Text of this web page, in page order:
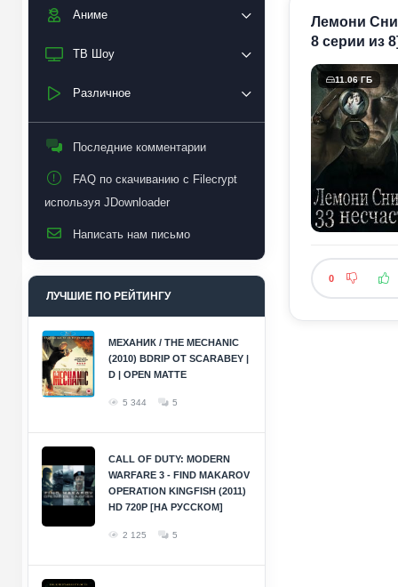
Аниме
ТВ Шоу
Различное
Последние комментарии
FAQ по скачиванию с Filecrypt
используя JDownloader
Написать нам письмо
ЛУЧШИЕ ПО РЕЙТИНГУ
МЕХАНИК / THE MECHANIC
(2010) BDRIP ОТ SCARABEY |
D | OPEN MATTE
5 344 5
CALL OF DUTY: MODERN
WARFARE 3 - FIND MAKAROV
OPERATION KINGFISH (2011)
HD 720P [НА РУССКОМ]
2 125 5
Лемони
8 серии из
11.06 ГБ
0